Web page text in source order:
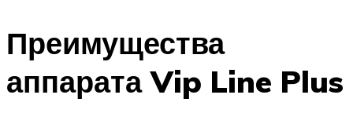
Преимущества
аппарата Vip Line Plus